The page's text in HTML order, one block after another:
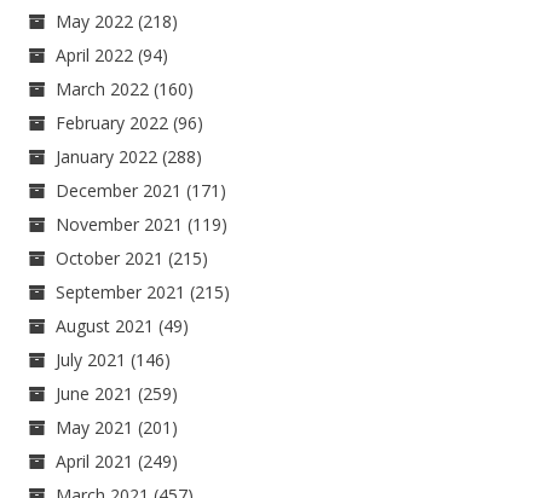
May 2022 (218)
April 2022 (94)
March 2022 (160)
February 2022 (96)
January 2022 (288)
December 2021 (171)
November 2021 (119)
October 2021 (215)
September 2021 (215)
August 2021 (49)
July 2021 (146)
June 2021 (259)
May 2021 (201)
April 2021 (249)